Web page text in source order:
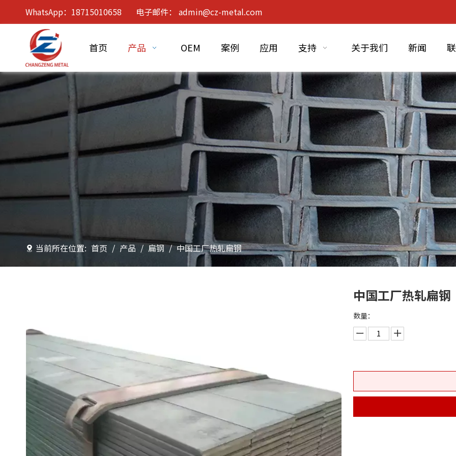
WhatsApp：18715010658 电子邮件： admin@cz-metal.com
首页 产品 OEM 案例 应用 支持 关于我们 新闻
当前所在位置: 首页 / 产品 / 扁钢 / 中国工厂热轧扁钢
中国工厂热轧扁钢
数量：